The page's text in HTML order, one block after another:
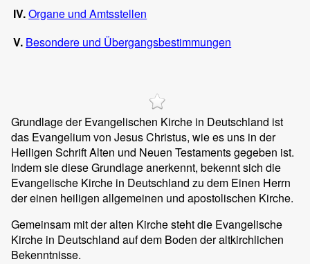
IV.Organe und Amtsstellen
V. Besondere und Übergangsbestimmungen
Grundlage der Evangelischen Kirche in Deutschland ist
das Evangelium von Jesus Christus, wie es uns in der
Heiligen Schrift Alten und Neuen Testaments gegeben ist.
Indem sie diese Grundlage anerkennt, bekennt sich die
Evangelische Kirche in Deutschland zu dem Einen Herrn
der einen heiligen allgemeinen und apostolischen Kirche.
Gemeinsam mit der alten Kirche steht die Evangelische
Kirche in Deutschland auf dem Boden der altkirchlichen
Bekenntnisse.